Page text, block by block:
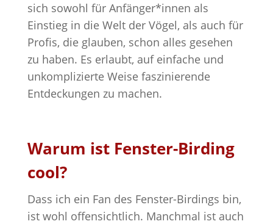
sich sowohl für Anfänger*innen als
Einstieg in die Welt der Vögel, als auch für
Profis, die glauben, schon alles gesehen
zu haben. Es erlaubt, auf einfache und
unkomplizierte Weise faszinierende
Entdeckungen zu machen.
Warum ist Fenster-Birding
cool?
Dass ich ein Fan des Fenster-Birdings bin,
ist wohl offensichtlich. Manchmal ist auch